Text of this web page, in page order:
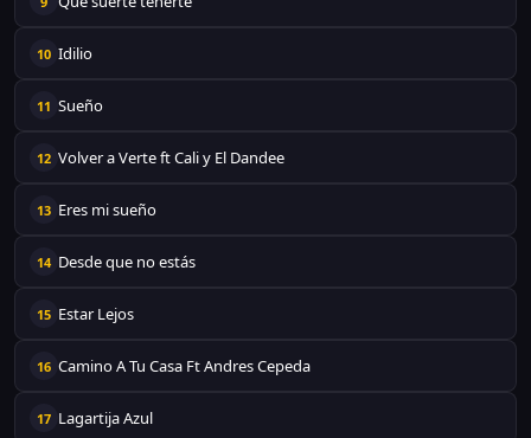
10 Idilio
11 Sueño
12 Volver a Verte ft Cali y El Dandee
13 Eres mi sueño
14 Desde que no estás
15 Estar Lejos
16 Camino A Tu Casa Ft Andres Cepeda
17 Lagartija Azul